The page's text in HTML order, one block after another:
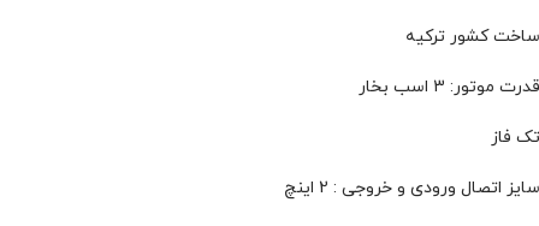
کشور ترکیه
موتور: 3 اسب بخار
فاز
اتصال ورودی و خروجی : 2 اینچ